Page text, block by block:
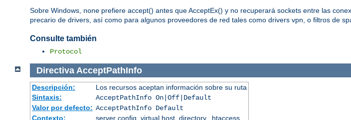
Sobre Windows, none prefiere accept() antes que AcceptEx() y no recuperará sockets entre las
precario de drivers, así como para algunos proveedores de red tales como drivers vpn, o filtros de
Consulte también
Protocol
Directiva AcceptPathInfo
Descripción:
Los recursos aceptan información sobre su ruta
Sintaxis:
AcceptPathInfo On|Off|Default
Valor por defecto: AcceptPathInfo Default
Contexto:
server config, virtual host, directory, .htaccess